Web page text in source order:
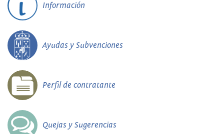
Información
Ayudas y Subvenciones
Perfil de contratante
Quejas y Sugerencias